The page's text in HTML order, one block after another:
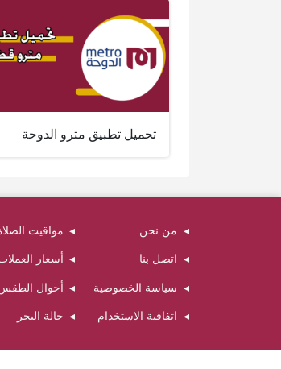
تحميل تطبيق مترو الدوحة
من نحن
اتصل بنا
سياسة الخصوصية
اتفاقية الاستخدام
مواقيت
أسعار
أحوال
حالة البحر